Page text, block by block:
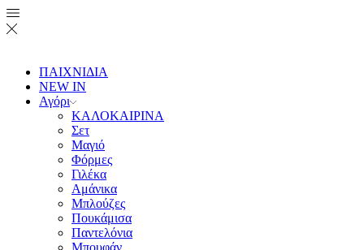
ΠΑΙΧΝΙΔΙΑ
NEW IN
Αγόρι
ΚΑΛΟΚΑΙΡΙΝΑ
Σετ
Μαγιό
Φόρμες
Γιλέκα
Αμάνικα
Μπλούζες
Πουκάμισα
Παντελόνια
Μπουφάν